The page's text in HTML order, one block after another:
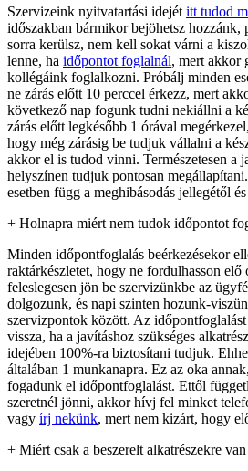
Szervizeink nyitvatartási idejét itt tudod
időszakban bármikor bejöhetsz hozzánk,
sorra kerülsz, nem kell sokat várni a
lenne, ha időpontot foglalnál, mert akkor
kollégáink foglalkozni. Próbálj minden
ne zárás előtt 10 perccel érkezz, mert
következő nap fogunk tudni nekiállni a
zárás előtt legkésőbb 1 órával
hogy még zárásig be tudjuk vállalni a
akkor el is tudod vinni. Természetesen a
helyszínen tudjuk pontosan
esetben függ a meghibásodás jellegétől
+ Holnapra miért nem tudok időpontot
Minden időpontfoglalás beérkezésekor
raktárkészletet, hogy ne fordulhasson elő
feleslegesen jön be szervizünkbe az
dolgozunk, és napi szinten hozunk-
szervizpontok között. Az
vissza, ha a javításhoz szükséges
idejében 100%-ra biztosítani tudjuk.
általában 1 munkanapra. Ez az oka
fogadunk el időpontfoglalást. Ettől
szeretnél jönni, akkor hívj fel minket
vagy írj nekünk, mert nem kizárt, hogy
+ Miért csak a beszerelt alkatrészekre